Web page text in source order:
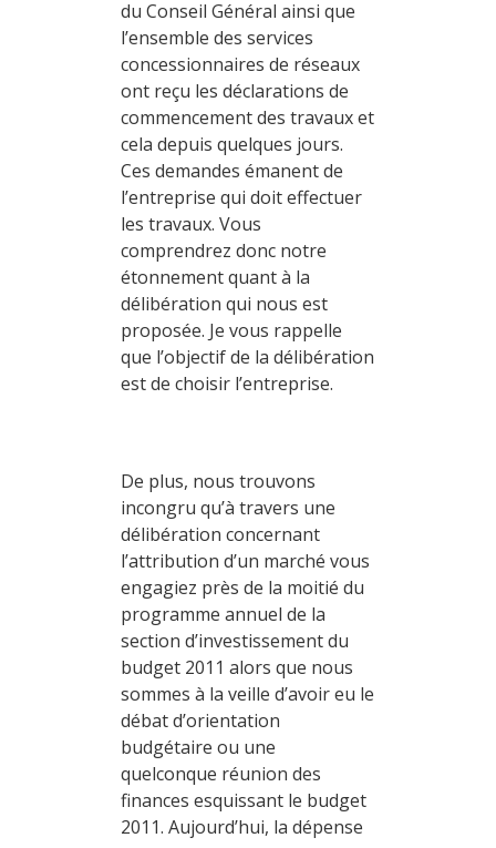
du Conseil Général ainsi que
l’ensemble des services
concessionnaires de réseaux
ont reçu les déclarations de
commencement des travaux et
cela depuis quelques jours.
Ces demandes émanent de
l’entreprise qui doit effectuer
les travaux. Vous
comprendrez donc notre
étonnement quant à la
délibération qui nous est
proposée. Je vous rappelle
que l’objectif de la délibération
est de choisir l’entreprise.
De plus, nous trouvons
incongru qu’à travers une
délibération concernant
l’attribution d’un marché vous
engagiez près de la moitié du
programme annuel de la
section d’investissement du
budget 2011 alors que nous
sommes à la veille d’avoir eu le
débat d’orientation
budgétaire ou une
quelconque réunion des
finances esquissant le budget
2011. Aujourd’hui, la dépense